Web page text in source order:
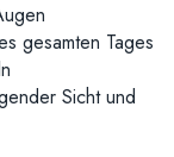
gesamten Tages
Sicht und